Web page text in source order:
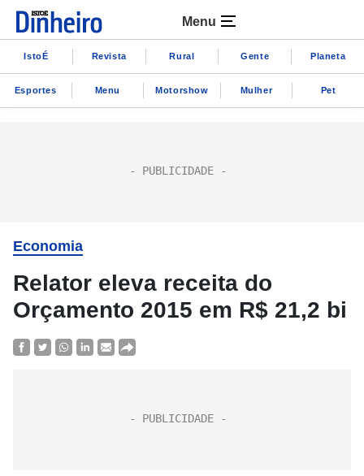
Menu
IstoÉ Revista Rural Gente Planeta
Esportes Menu Motorshow Mulher Pet
Economia
Relator eleva receita do
Orçamento 2015 em R$ 21,2 bi